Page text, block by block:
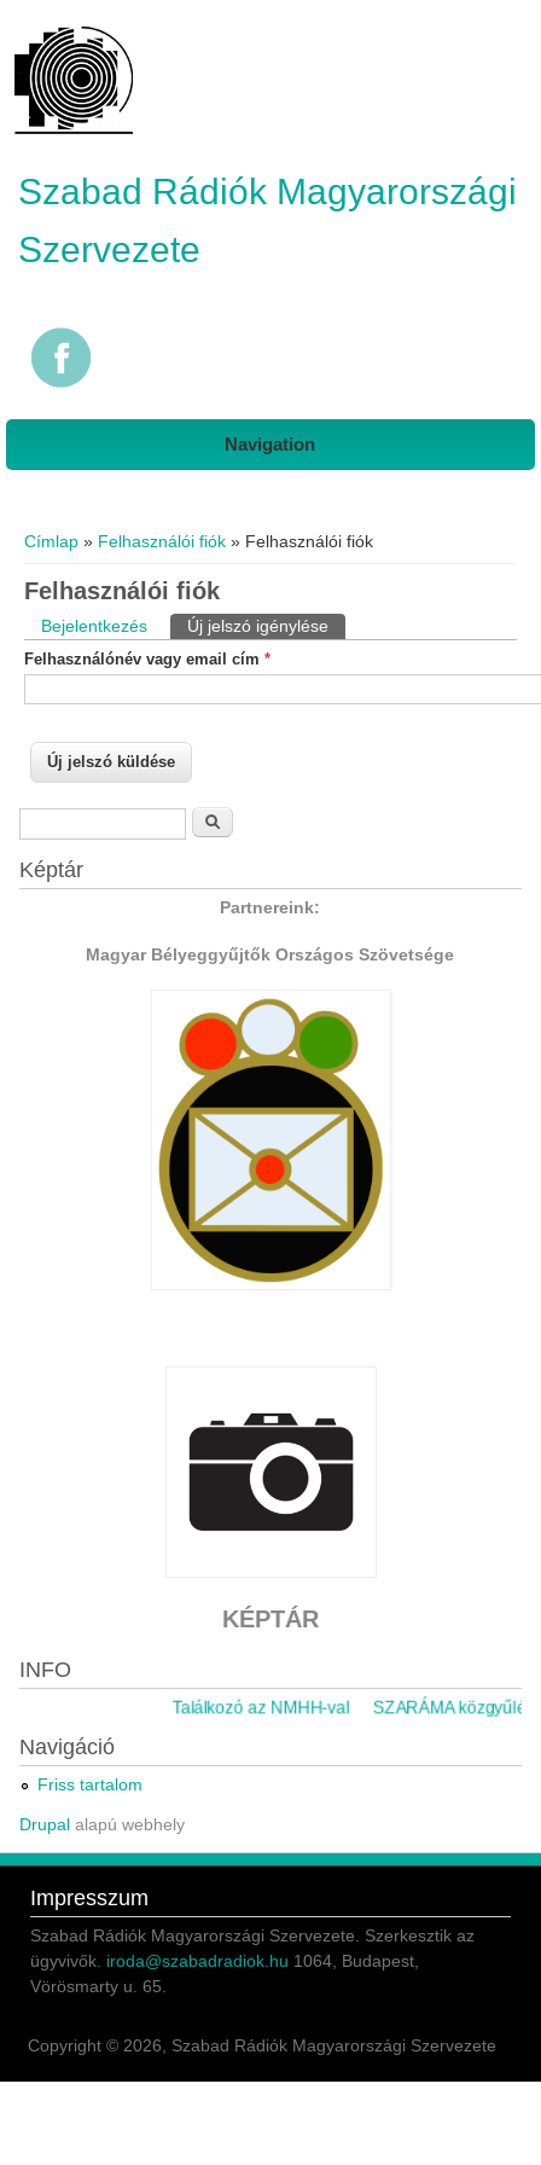
Szabad Rádiók Magyarországi
Szervezete
Navigation
Címlap » Felhasználói fiók » Felhasználói fiók
Felhasználói fiók
Elsődleges fülek
Bejelentkezés Új jelszó igénylése
Felhasználónév vagy email cím *
Keresés űrlap
Képtár
Partnereink:
Magyar Bélyeggyűjtők Országos Szövetsége
KÉPTÁR
INFO
Találkozó az NMHH-val SZARÁMA közgyűlés
Navigáció
Friss tartalom
Drupalalapú webhely
Impresszum
Szabad Rádiók Magyarországi Szervezete. Szerkesztik az
ügyvivők. iroda@szabadradiok.hu 1064, Budapest,
Vörösmarty u. 65.
Copyright © 2026, Szabad Rádiók Magyarországi Szervezete